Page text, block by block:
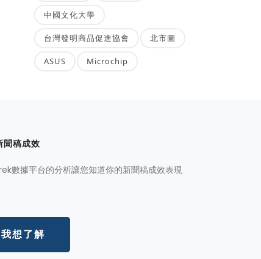
中國文化大學
台灣發明商品促進協會 北市圖
ASUS Microchip
聞稿成效
數據平台的分析讓您知道你的新聞稿成效表現
我想了解